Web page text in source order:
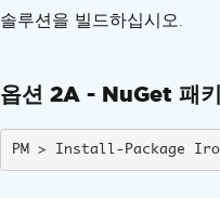
솔루션을 빌드하십시오.
옵션 2A - NuGet 패
Install-Package